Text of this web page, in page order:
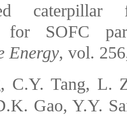
caterpillar
for SOFC
Energy, vol.
, C.Y. Tang, L.
Gao, Y.Y.